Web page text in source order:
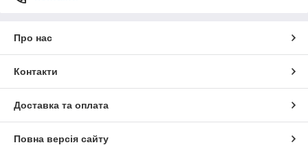
Про нас
Контакти
Доставка та оплата
Повна версія сайту